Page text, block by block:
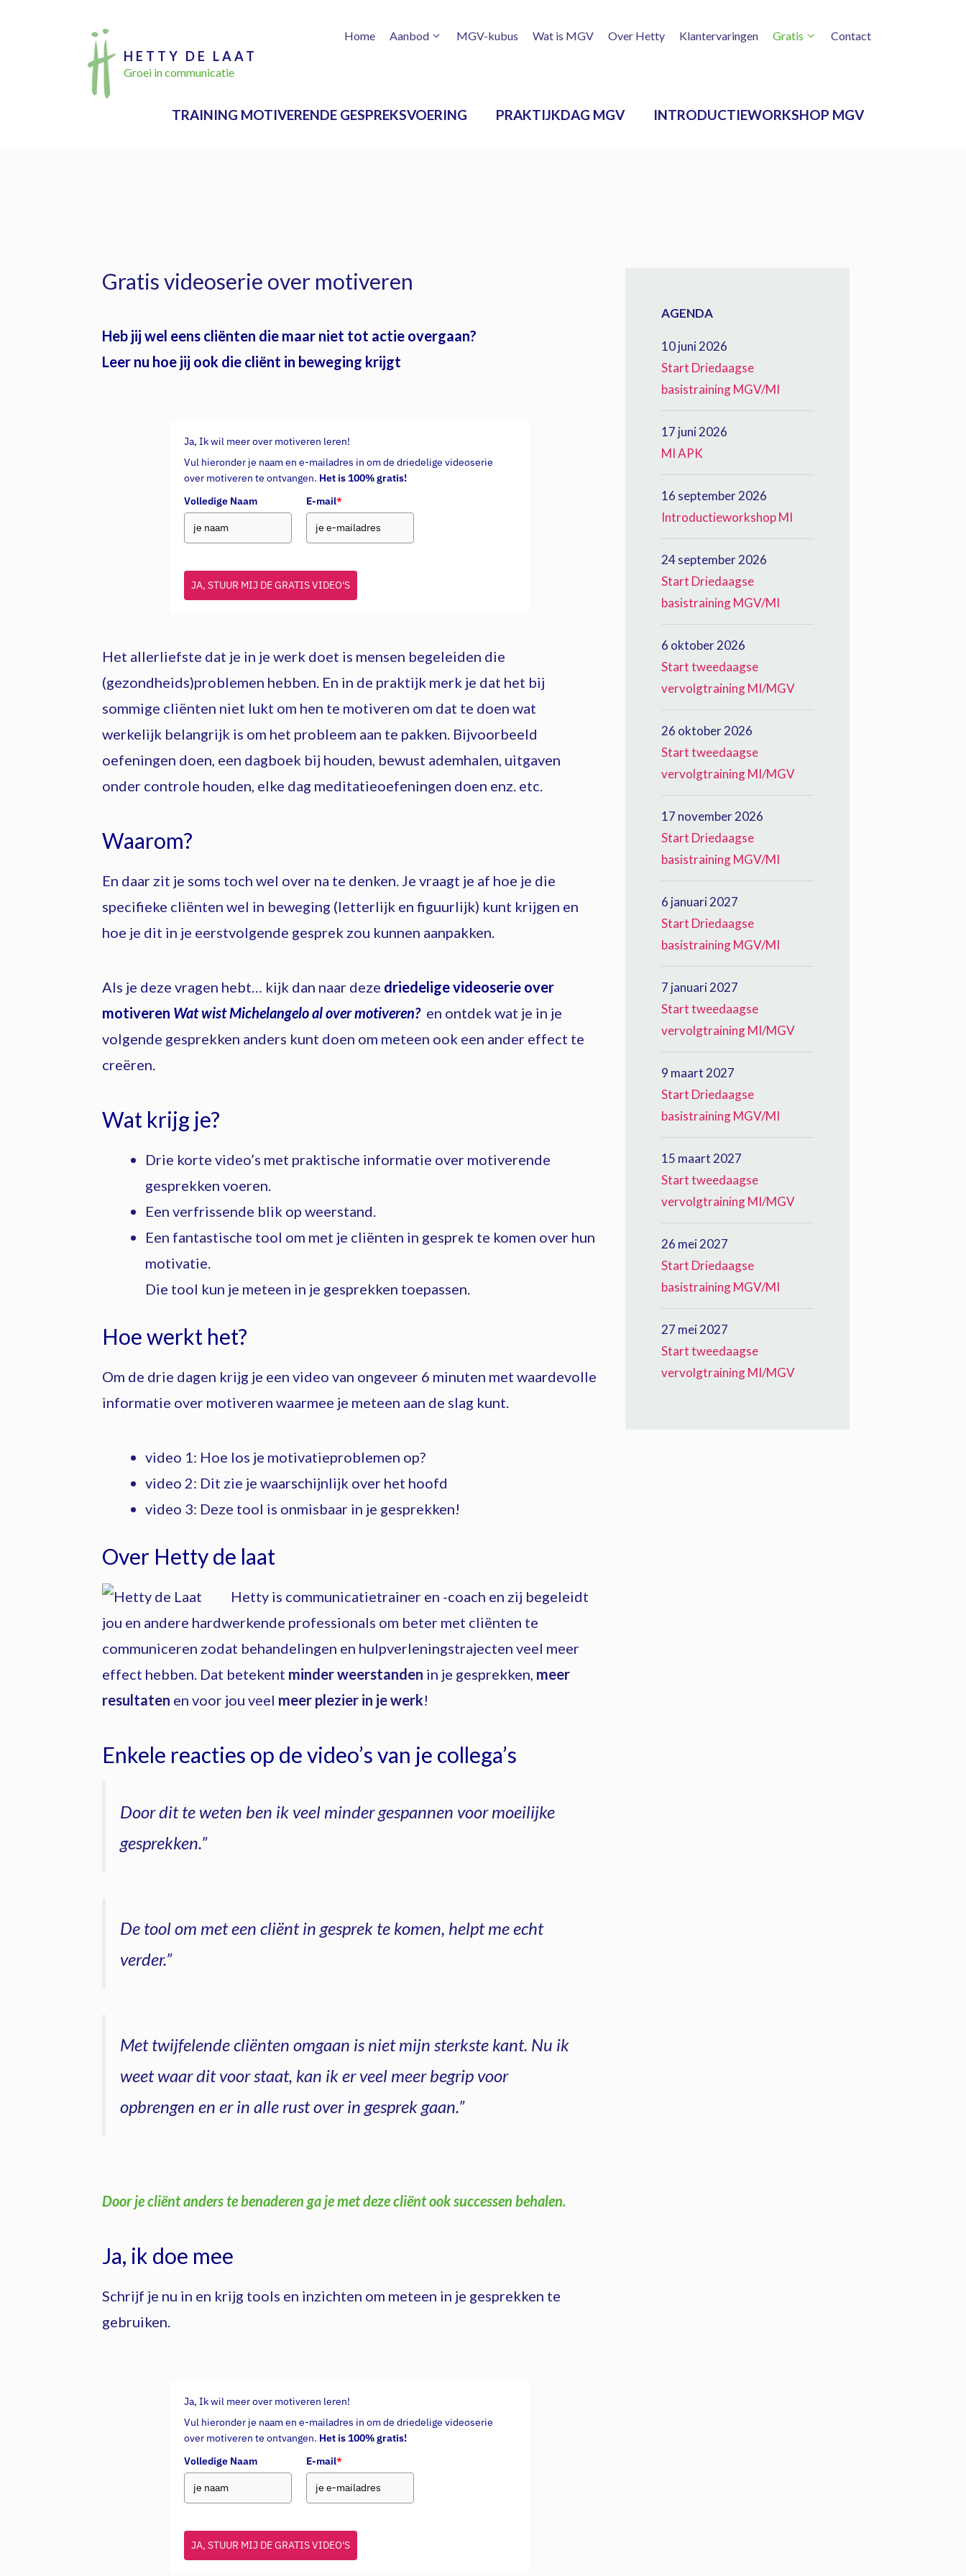
Home Aanbod MGV-kubus Wat is MGV Over Hetty Klantervaringen Gratis Contact
HETTY DE LAAT
Groei in communicatie
TRAINING MOTIVERENDE GESPREKSVOERING PRAKTIJKDAG MGV INTRODUCTIEWORKSHOP MGV
Gratis videoserie over motiveren
Heb jij wel eens cliënten die maar niet tot actie overgaan?
Leer nu hoe jij ook die cliënt in beweging krijgt
Ja, Ik wil meer over motiveren leren!
Vul hieronder je naam en e-mailadres in om de driedelige videoserie
over motiveren te ontvangen. Het is 100% gratis!
Volledige Naam
E-mail*
JA, STUUR MIJ DE GRATIS VIDEO'S
Het allerliefste dat je in je werk doet is mensen begeleiden die
(gezondheids)problemen hebben. En in de praktijk merk je dat het bij
sommige cliënten niet lukt om hen te motiveren om dat te doen wat
werkelijk belangrijk is om het probleem aan te pakken. Bijvoorbeeld
oefeningen doen, een dagboek bij houden, bewust ademhalen, uitgaven
onder controle houden, elke dag meditatieoefeningen doen enz. etc.
Waarom?
En daar zit je soms toch wel over na te denken. Je vraagt je af hoe je die
specifieke cliënten wel in beweging (letterlijk en figuurlijk) kunt krijgen en
hoe je dit in je eerstvolgende gesprek zou kunnen aanpakken.
Als je deze vragen hebt… kijk dan naar deze driedelige videoserie over
motiveren Wat wist Michelangelo al over motiveren? en ontdek wat je in je
volgende gesprekken anders kunt doen om meteen ook een ander effect te
creëren.
Wat krijg je?
Drie korte video’s met praktische informatie over motiverende
gesprekken voeren.
Een verfrissende blik op weerstand.
Een fantastische tool om met je cliënten in gesprek te komen over hun
motivatie.
Die tool kun je meteen in je gesprekken toepassen.
Hoe werkt het?
Om de drie dagen krijg je een video van ongeveer 6 minuten met waardevolle
informatie over motiveren waarmee je meteen aan de slag kunt.
video 1: Hoe los je motivatieproblemen op?
video 2: Dit zie je waarschijnlijk over het hoofd
video 3: Deze tool is onmisbaar in je gesprekken!
Over Hetty de laat
Hetty is communicatietrainer en -coach en zij begeleidt
jou en andere hardwerkende professionals om beter met cliënten te
communiceren zodat behandelingen en hulpverleningstrajecten veel meer
effect hebben. Dat betekent minder weerstanden in je gesprekken, meer
resultaten en voor jou veel meer plezier in je werk!
Enkele reacties op de video’s van je collega’s
Door dit te weten ben ik veel minder gespannen voor moeilijke
gesprekken.”
De tool om met een cliënt in gesprek te komen, helpt me echt
verder.”
Met twijfelende cliënten omgaan is niet mijn sterkste kant. Nu ik
weet waar dit voor staat, kan ik er veel meer begrip voor
opbrengen en er in alle rust over in gesprek gaan.”
Door je cliënt anders te benaderen ga je met deze cliënt ook successen behalen.
Ja, ik doe mee
Schrijf je nu in en krijg tools en inzichten om meteen in je gesprekken te
gebruiken.
Ja, Ik wil meer over motiveren leren!
Vul hieronder je naam en e-mailadres in om de driedelige videoserie
over motiveren te ontvangen. Het is 100% gratis!
Volledige Naam
E-mail*
JA, STUUR MIJ DE GRATIS VIDEO'S
AGENDA
10 juni 2026
Start Driedaagse
basistraining MGV/MI
17 juni 2026
MI APK
16 september 2026
Introductieworkshop MI
24 september 2026
Start Driedaagse
basistraining MGV/MI
6 oktober 2026
Start tweedaagse
vervolgtraining MI/MGV
26 oktober 2026
Start tweedaagse
vervolgtraining MI/MGV
17 november 2026
Start Driedaagse
basistraining MGV/MI
6 januari 2027
Start Driedaagse
basistraining MGV/MI
7 januari 2027
Start tweedaagse
vervolgtraining MI/MGV
9 maart 2027
Start Driedaagse
basistraining MGV/MI
15 maart 2027
Start tweedaagse
vervolgtraining MI/MGV
26 mei 2027
Start Driedaagse
basistraining MGV/MI
27 mei 2027
Start tweedaagse
vervolgtraining MI/MGV